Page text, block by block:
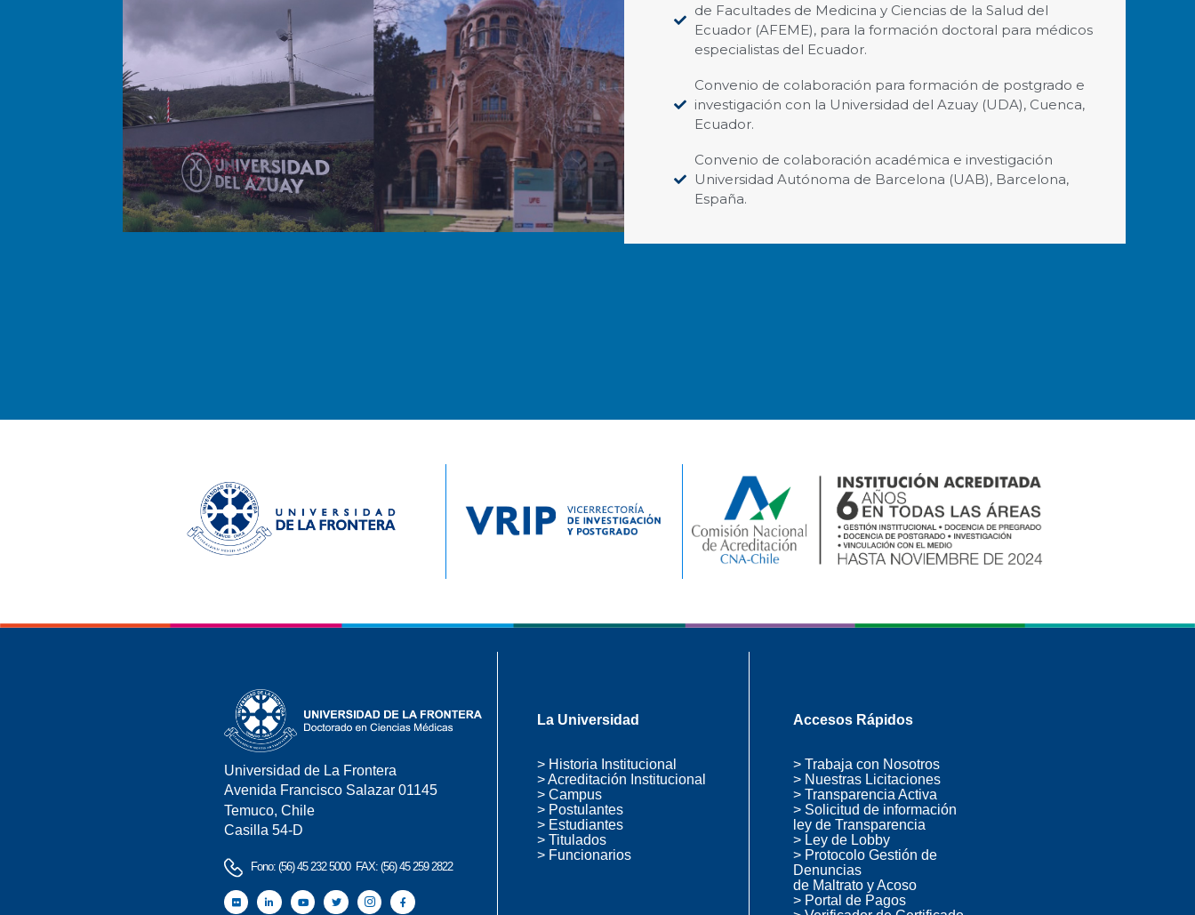
de Facultades de Medicina y Ciencias de la Salud del
Ecuador (AFEME), para la formación doctoral para médicos
especialistas del Ecuador.
Convenio de colaboración para formación de postgrado e
investigación con la Universidad del Azuay (UDA), Cuenca,
Ecuador.
Convenio de colaboración académica e investigación
Universidad Autónoma de Barcelona (UAB), Barcelona,
España.
Universidad de La Frontera
Avenida Francisco Salazar 01145
Temuco, Chile
Casilla 54-D
Fono: (56) 45 232 5000 FAX: (56) 45 259 2822
La Universidad
> Historia Institucional
> Acreditación Institucional
> Campus
> Postulantes
> Estudiantes
> Titulados
> Funcionarios
Accesos Rápidos
> Trabaja con Nosotros
> Nuestras Licitaciones
> Transparencia Activa
> Solicitud de información
ley de Transparencia
> Ley de Lobby
> Protocolo Gestión de
Denuncias
de Maltrato y Acoso
> Portal de Pagos